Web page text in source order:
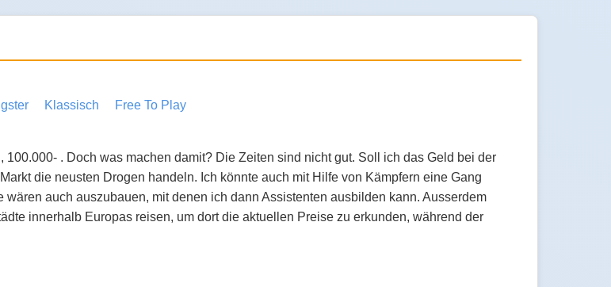
Klassisch Free To Play
100.000- . Doch was machen damit? Die Zeiten sind nicht gut. Soll ich das Geld bei der
die neusten Drogen handeln. Ich könnte auch mit Hilfe von Kämpfern eine Gang
wären auch auszubauen, mit denen ich dann Assistenten ausbilden kann. Ausserdem
innerhalb Europas reisen, um dort die aktuellen Preise zu erkunden, während der